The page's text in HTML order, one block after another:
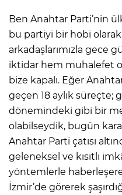
Ben Anahtar Parti’nin
bu partiyi bir hobi
arkadaşlarımızla gece
iktidar hem muhalefet
bize kapalı. Eğer
geçen 18 aylık süreçte;
dönemindeki gibi bir
olabilseydik, bugün
Anahtar Parti çatısı
geleneksel ve kısıtlı
yöntemlerle
İzmir’de görerek